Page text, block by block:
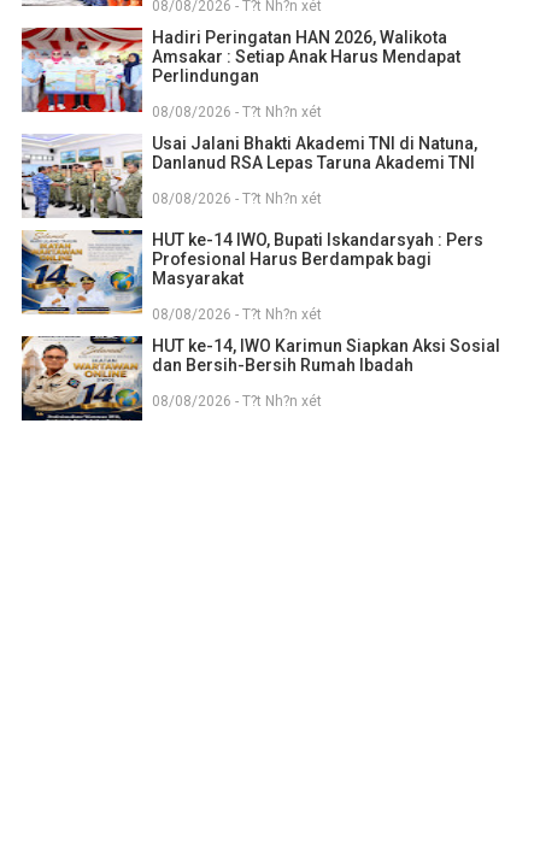
08/08/2026 - T?t Nh?n xét
Hadiri Peringatan HAN 2026, Walikota
Amsakar : Setiap Anak Harus Mendapat
Perlindungan
08/08/2026 - T?t Nh?n xét
Usai Jalani Bhakti Akademi TNI di Natuna,
Danlanud RSA Lepas Taruna Akademi TNI
08/08/2026 - T?t Nh?n xét
HUT ke-14 IWO, Bupati Iskandarsyah : Pers
Profesional Harus Berdampak bagi
Masyarakat
08/08/2026 - T?t Nh?n xét
HUT ke-14, IWO Karimun Siapkan Aksi Sosial
dan Bersih-Bersih Rumah Ibadah
08/08/2026 - T?t Nh?n xét